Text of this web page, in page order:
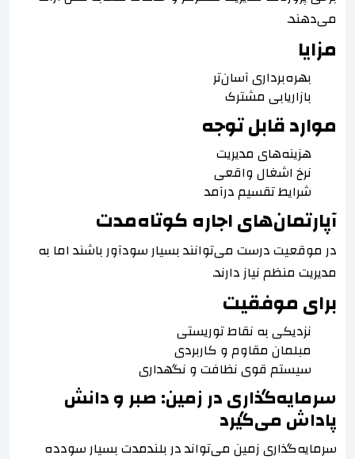
می‌دهند.
مزایا
بهره‌برداری آسان‌تر
بازاریابی مشترک
موارد قابل توجه
هزینه‌های مدیریت
نرخ اشغال واقعی
شرایط تقسیم درآمد
آپارتمان‌های اجاره کوتاه‌مدت
در موقعیت درست می‌توانند بسیار سودآور باشند اما به
مدیریت منظم نیاز دارند.
برای موفقیت
نزدیکی به نقاط توریستی
مبلمان مقاوم و کاربردی
سیستم قوی نظافت و نگهداری
سرمایه‌گذاری در زمین: صبر و دانش
پاداش می‌گیرد
سرمایه‌گذاری زمین می‌تواند در بلندمدت بسیار سودده